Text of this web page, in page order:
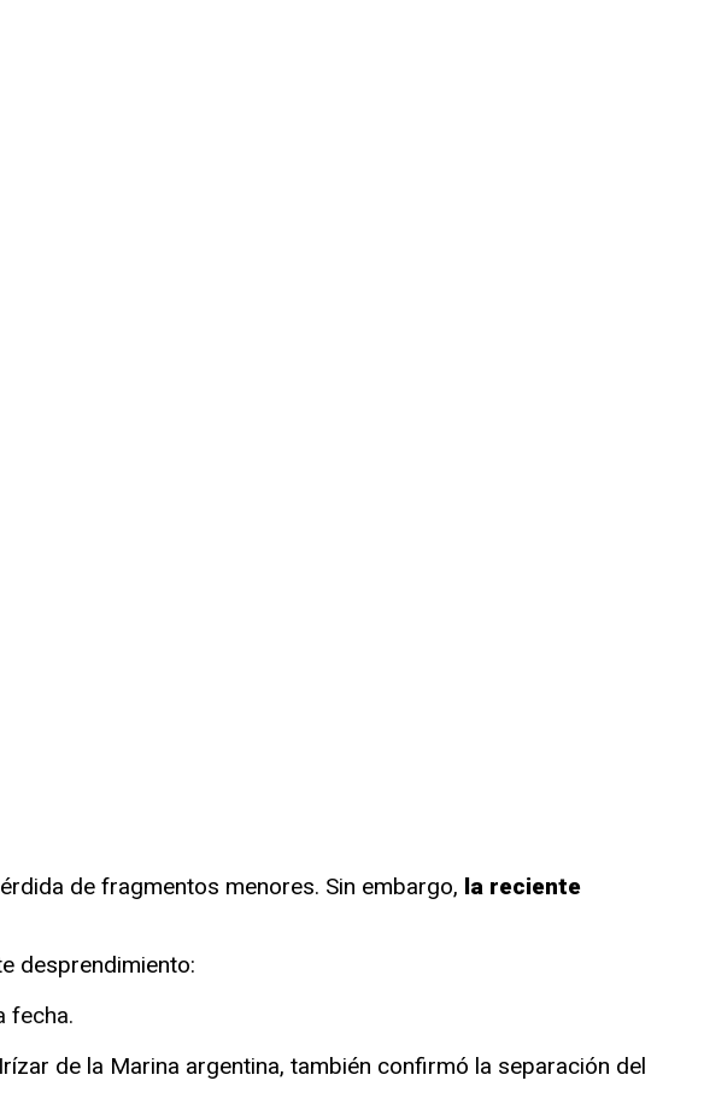
de fragmentos menores. Sin embargo, la reciente
desprendimiento:
fecha.
de la Marina argentina, también confirmó la separación del